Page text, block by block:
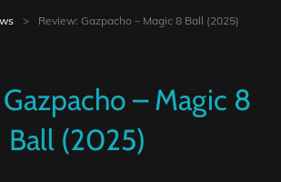
> Review: Gazpacho – Magic 8 Ball (2025)
– Magic 8
Ball (2025)